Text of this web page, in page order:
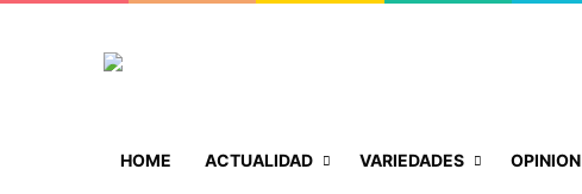
HOME ACTUALIDAD VARIEDADES OPINION